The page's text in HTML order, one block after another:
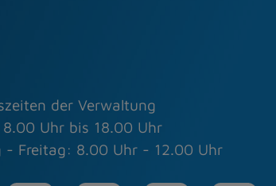
der Verwaltung
Uhr bis 18.00 Uhr
- Freitag: 8.00 Uhr - 12.00 Uhr